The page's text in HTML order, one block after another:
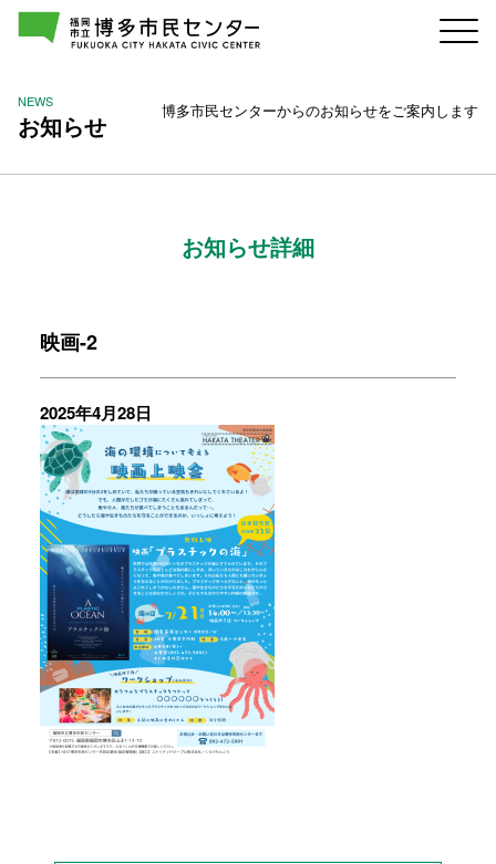
NEWS
お知らせ 博多市民センターからのお知らせをご案内します
お知らせ詳細
映画-2
2025年4月28日